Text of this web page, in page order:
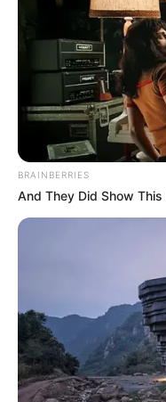
BRAINBERRIES
And They Did Show